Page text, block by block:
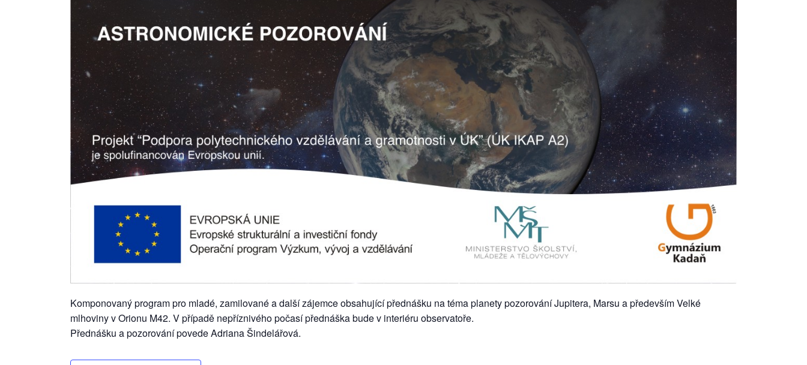
Komponovaný program pro mladé, zamilované a další zájemce obsahující přednášku na téma planety pozorování Jupitera, Marsu a především Velké
mlhoviny v Orionu M42. V případě nepříznivého počasí přednáška bude v interiéru observatoře.
Přednášku a pozorování povede Adriana Šindelářová.